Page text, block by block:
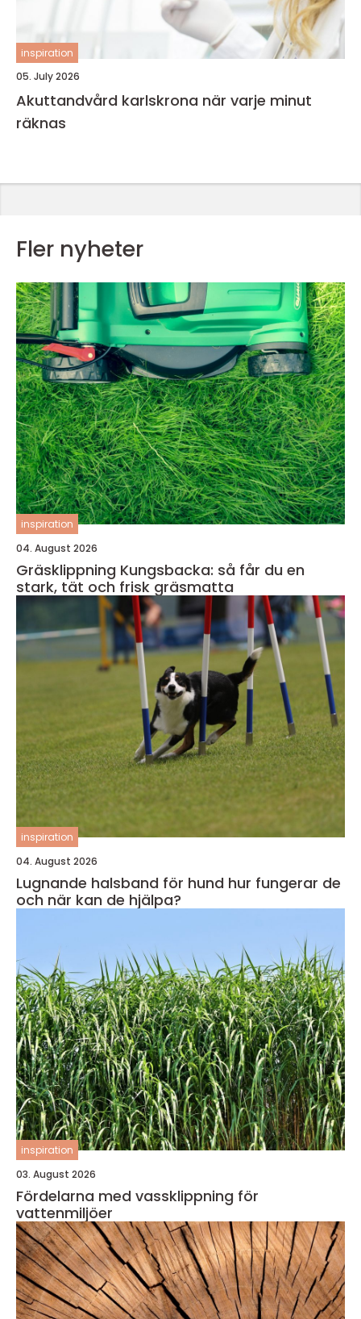
inspiration
05. July 2026
Akuttandvård karlskrona när varje minut
räknas
Fler nyheter
inspiration
04. August 2026
Gräsklippning Kungsbacka: så får du en
stark, tät och frisk gräsmatta
inspiration
04. August 2026
Lugnande halsband för hund hur fungerar de
och när kan de hjälpa?
inspiration
03. August 2026
Fördelarna med vassklippning för
vattenmiljöer